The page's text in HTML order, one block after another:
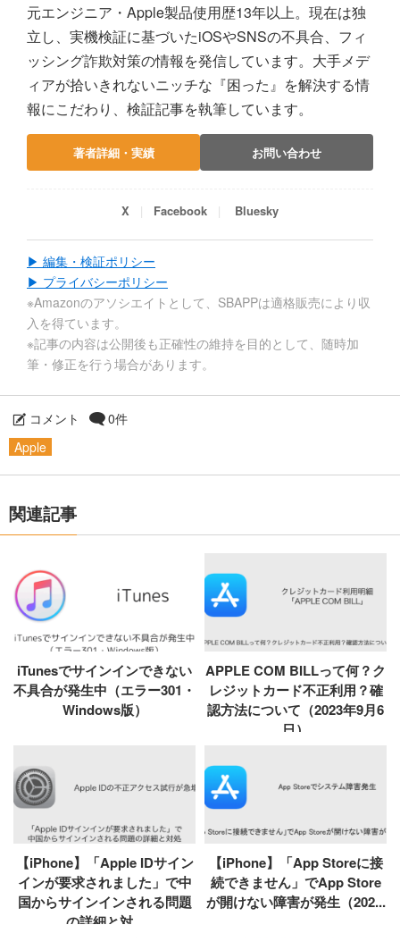
元エンジニア・Apple製品使用歴13年以上。現在は独
立し、実機検証に基づいたiOSやSNSの不具合、フィ
ッシング詐欺対策の情報を発信しています。大手メデ
ィアが拾いきれないニッチな『困った』を解決する情
報にこだわり、検証記事を執筆しています。
著者詳細・実績 お問い合わせ
X Facebook Bluesky
▶ 編集・検証ポリシー
▶ プライバシーポリシー
※Amazonのアソシエイトとして、SBAPPは適格販売により収
入を得ています。
※記事の内容は公開後も正確性の維持を目的として、随時加
筆・修正を行う場合があります。
コメント
0件
Apple
関連記事
iTunesでサインインできない
不具合が発生中（エラー301・
Windows版）
APPLE COM BILLって何？ク
レジットカード不正利用？確
認方法について（2023年9月6
日）
【iPhone】「Apple IDサイン
インが要求されました」で中
国からサインインされる問題
の詳細と対...
【iPhone】「App Storeに接
続できません」でApp Store
が開けない障害が発生（202...